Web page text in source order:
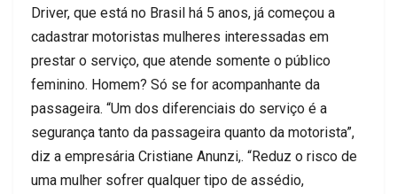
Driver, que está no Brasil há 5 anos, já começou a
cadastrar motoristas mulheres interessadas em
prestar o serviço, que atende somente o público
feminino. Homem? Só se for acompanhante da
passageira. “Um dos diferenciais do serviço é a
segurança tanto da passageira quanto da motorista”,
diz a empresária Cristiane Anunzi,. “Reduz o risco de
uma mulher sofrer qualquer tipo de assédio,